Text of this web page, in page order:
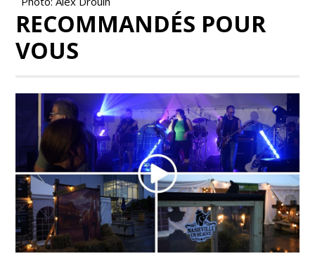
RECOMMANDÉS POUR
VOUS